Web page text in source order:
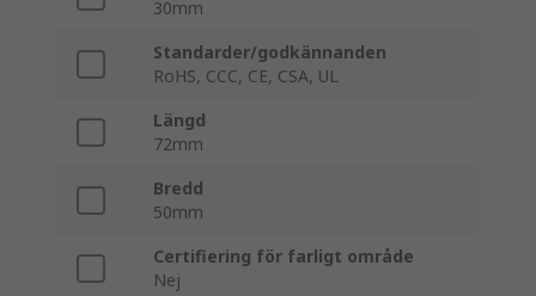
30mm
Standarder/godkännanden
RoHS, CCC, CE, CSA, UL
Längd
72mm
Bredd
50mm
Certifiering för farligt område
Nej